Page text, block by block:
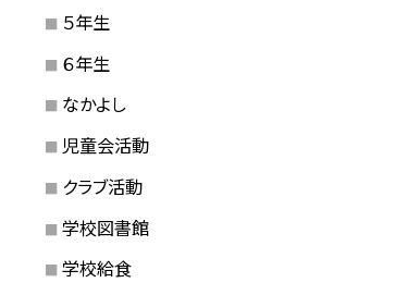
５年生
６年生
なかよし
児童会活動
クラブ活動
学校図書館
学校給食